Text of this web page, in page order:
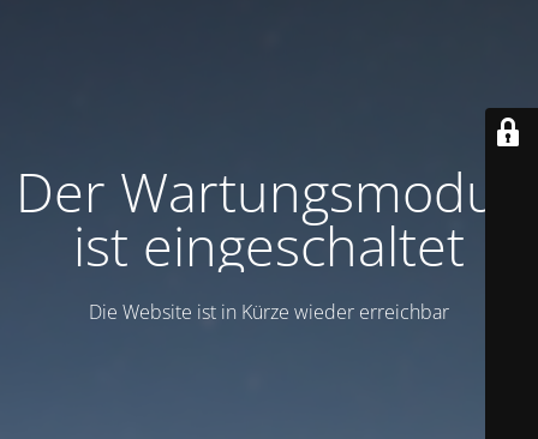
Der Wartungsmodus
ist eingeschaltet
Die Website ist in Kürze wieder erreichbar